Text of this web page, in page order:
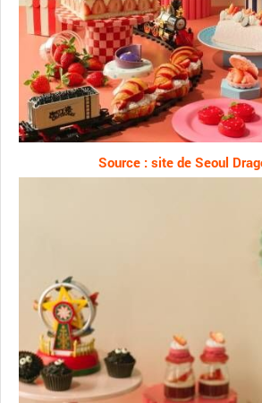
Source : site de Seoul